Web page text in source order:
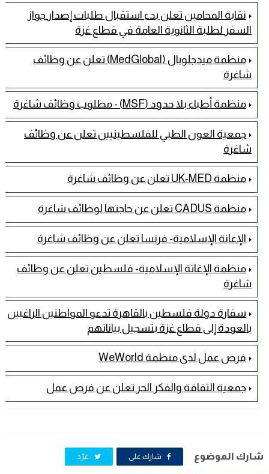
نقابة المحامين تعلن بدء استقبال طلبات إصدار جواز
السفر لطلبة الثانوية العامة في قطاع غزة
منظمة ميدجلوبال (MedGlobal) تعلن عن وظائف
شاغرة
منظمة أطباء بلا حدود (MSF) - مطلوب وظائف شاغرة
جمعية العون الطبي للفلسطينيين تعلن عن وظائف
شاغرة
منظمة UK-MED تعلن عن وظائف شاغرة
منظمة CADUS تعلن عن حاجتها لوظائف شاغرة
الإعانة الإسلامية- فرنسا تعلن عن وظائف شاغرة
منظمة الإغاثة الإسلامية- فلسطين تعلن عن وظائف
شاغرة
سفارة دولة فلسطين بالقاهرة تدعو المواطنين الراغبين
بالعودة إلى قطاع غزة بتسجيل بياناتهم
فرص عمل لدى منظمة WeWorld
جمعية الثقافة والفكر الحر تعلن عن فرص عمل
شارك الموضوع شارك على غرّد